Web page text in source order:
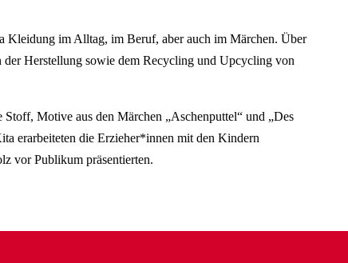
Kleidung im Alltag, im Beruf, aber auch im Märchen. Über
Herstellung sowie dem Recycling und Upcycling von
Motive aus den Märchen „Aschenputtel“ und „Des
erarbeiteten die Erzieher*innen mit den Kindern
vor Publikum präsentierten.